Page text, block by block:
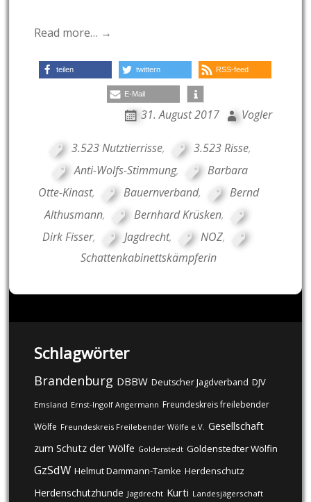
Read more… →
teilen twittern RSS-feed
E-Mail
31. August 2017 Vogler
3.523 Nutztierrisse, 3.523 Risse,
Anti-Wolfs-Stimmung,
Barbara
Otte-Kinast, Bauernverband,
Bernd
Althusmann, Bernhard Krüsken,
Dirk Fisser, Jagdrecht, NOZ,
Schattenkabinettskämpferin
Schlagwörter
Brandenburg DBBW Deutscher Jagdverband DJV
Emsland Ernst-Ingolf Angermann Freundeskreis freilebender
Wölfe Freundeskreis Freilebender Wölfe e.V. Gesellschaft
zum Schutz der Wölfe Goldenstedt Goldenstedter Wölfin
GzSdW Helmut Dammann-Tamke Herdenschutz
Herdenschutzhunde Jagdrecht Kurti Landesjägerschaft